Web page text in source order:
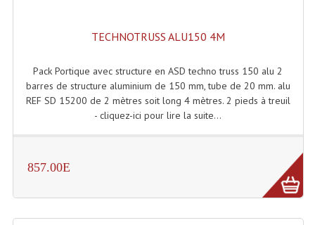
Flight-Case Pour La Lumière
Malle Flight Multi-Usage
Sac Trolley De Transport
TECHNOTRUSS ALU150 4M
Pack Portique avec structure en ASD techno truss 150 alu 2
barres de structure aluminium de 150 mm, tube de 20 mm. alu
REF SD 15200 de 2 mètres soit long 4 mètres. 2 pieds à treuil
- cliquez-ici pour lire la suite...
857.00E